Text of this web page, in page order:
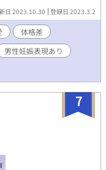
しい 戦友の距離感っ
なこんなで光太朗に執
こじれていく 戦友の
も、光太朗には二人
った 戦友の壁を打ち
太朗の じれじれな
なり先です。それま
強気です。やんちゃ
とずっと先になりま
。 〇男性妊娠表現あ
長編です！！ 感想の
読んでいます。あり
日 2023.10.30 登録日 2023.3.2
体格差
男性妊娠表現あり
7